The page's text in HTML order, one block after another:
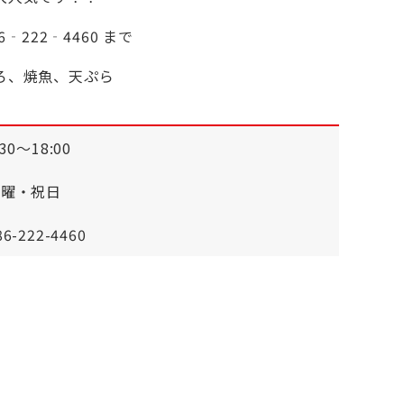
まで
、焼魚、天ぷら
〜18:00
・祝日
222-4460